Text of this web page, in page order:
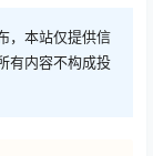
，本站仅提供信
有内容不构成投